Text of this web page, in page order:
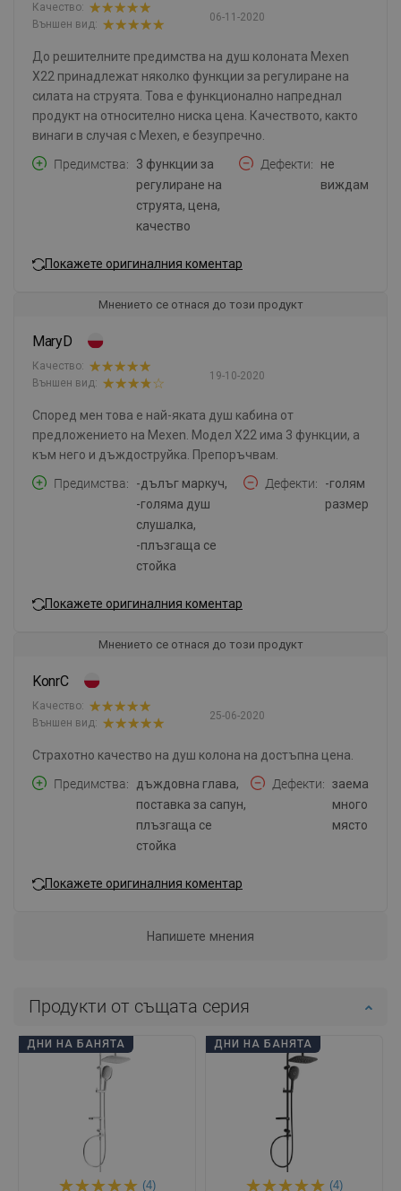
06-11-2020
Качество:
Външен вид:
До решителните предимства на душ колоната Mexen
X22 принадлежат няколко функции за регулиране на
силата на струята. Това е функционално напреднал
продукт на относително ниска цена. Качеството, както
винаги в случая с Mexen, е безупречно.
Предимства
3 функции за
регулиране на
струята, цена,
качество
Дефекти
не
виждам
Покажете оригиналния коментар
Мнението се отнася до този продукт
MaryD
19-10-2020
Качество:
Външен вид:
Според мен това е най-яката душ кабина от
предложението на Mexen. Модел X22 има 3 функции, а
към него и дъждоструйка. Препоръчвам.
Предимства
-дълъг маркуч,
-голяма душ
слушалка,
-плъзгаща се
стойка
Дефекти
-голям
размер
Покажете оригиналния коментар
Мнението се отнася до този продукт
KonrC
25-06-2020
Качество:
Външен вид:
Страхотно качество на душ колона на достъпна цена.
Предимства
дъждовна глава,
поставка за сапун,
плъзгаща се
стойка
Дефекти
заема
много
място
Покажете оригиналния коментар
Напишете мнения
Продукти от същата серия
ДНИ НА БАНЯТА
(4)
ДНИ НА БАНЯТА
(4)